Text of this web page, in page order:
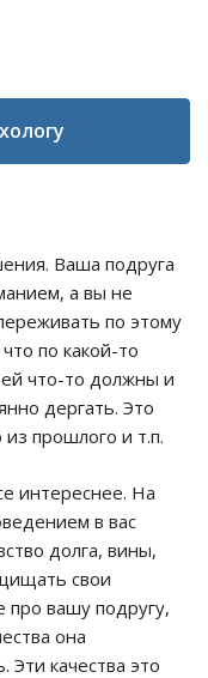
Ваша подруга
а вы не
по этому
по какой-то
что-то должны и
дергать. Это
прошлого и т.п.
интереснее. На
в вас
долга, вины,
свои
про вашу подругу,
она
Эти качества это